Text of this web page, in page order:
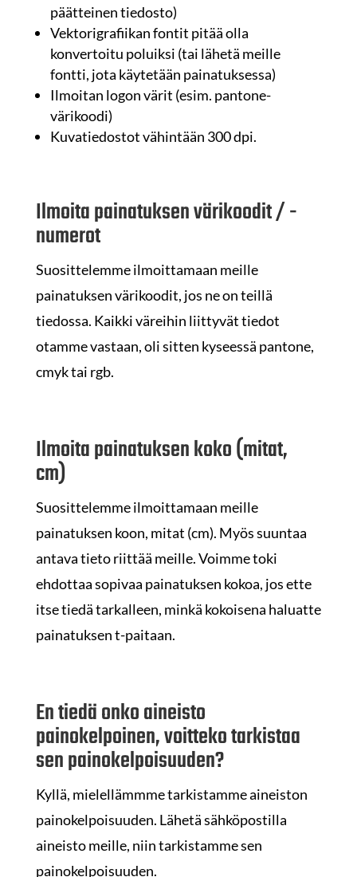
päätteinen tiedosto)
Vektorigrafiikan fontit pitää olla
konvertoitu poluiksi (tai lähetä meille
fontti, jota käytetään painatuksessa)
Ilmoitan logon värit (esim. pantone-
värikoodi)
Kuvatiedostot vähintään 300 dpi.
Ilmoita painatuksen värikoodit / -
numerot
Suosittelemme ilmoittamaan meille
painatuksen värikoodit, jos ne on teillä
tiedossa. Kaikki väreihin liittyvät tiedot
otamme vastaan, oli sitten kyseessä pantone,
cmyk tai rgb.
Ilmoita painatuksen koko (mitat,
cm)
Suosittelemme ilmoittamaan meille
painatuksen koon, mitat (cm). Myös suuntaa
antava tieto riittää meille. Voimme toki
ehdottaa sopivaa painatuksen kokoa, jos ette
itse tiedä tarkalleen, minkä kokoisena haluatte
painatuksen t-paitaan.
En tiedä onko aineisto
painokelpoinen, voitteko tarkistaa
sen painokelpoisuuden?
Kyllä, mielellämmme tarkistamme aineiston
painokelpoisuuden. Lähetä sähköpostilla
aineisto meille, niin tarkistamme sen
painokelpoisuuden.